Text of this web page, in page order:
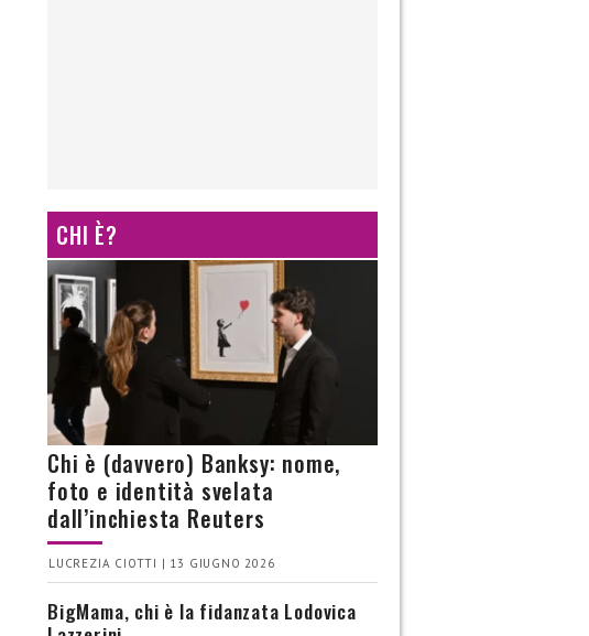
CHI È?
Chi è (davvero) Banksy: nome,
foto e identità svelata
dall’inchiesta Reuters
LUCREZIA CIOTTI | 13 GIUGNO 2026
BigMama, chi è la fidanzata Lodovica